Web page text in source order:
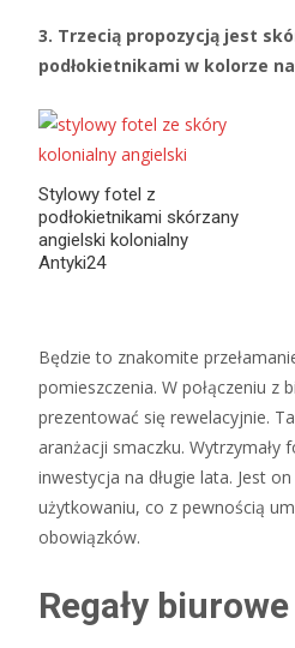
3. Trzecią propozycją jest
podłokietnikami w kolorze
Stylowy fotel z
podłokietnikami skórzany
angielski kolonialny
Antyki24
Będzie to znakomite
pomieszczenia. W połączeniu z
prezentować się rewelacyjnie.
aranżacji smaczku. Wytrzymały
inwestycja na długie lata. Jest
użytkowaniu, co z pewnością
obowiązków.
Regały